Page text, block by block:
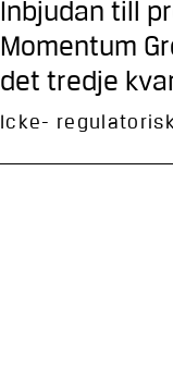
Inbjudan till
Momentum
det tredje
Icke-